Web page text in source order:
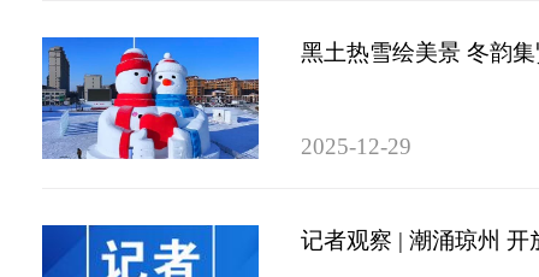
黑土热雪绘美景 冬韵
2025-12-29
记者观察 | 潮涌琼州 开